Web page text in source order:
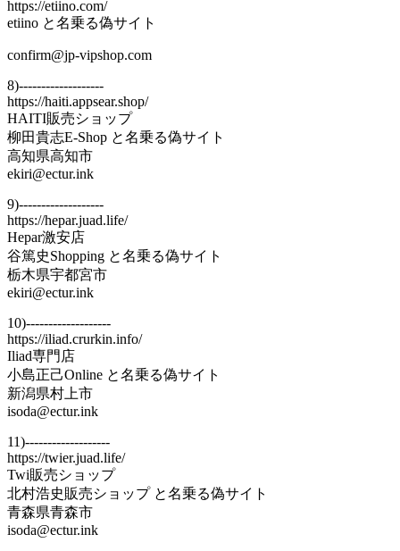
https://etiino.com/
etiino と名乗る偽サイト
confirm@jp-vipshop.com
8)-------------------
https://haiti.appsear.shop/
HAITI販売ショップ
柳田貴志E-Shop と名乗る偽サイト
高知県高知市
ekiri@ectur.ink
9)-------------------
https://hepar.juad.life/
Hepar激安店
谷篤史Shopping と名乗る偽サイト
栃木県宇都宮市
ekiri@ectur.ink
10)-------------------
https://iliad.crurkin.info/
Iliad専門店
小島正己Online と名乗る偽サイト
新潟県村上市
isoda@ectur.ink
11)-------------------
https://twier.juad.life/
Twi販売ショップ
北村浩史販売ショップ と名乗る偽サイト
青森県青森市
isoda@ectur.ink